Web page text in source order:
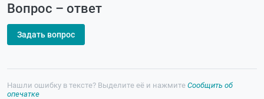
Вопрос – ответ
Задать вопрос
Нашли ошибку в тексте? Выделите её и нажмите Сообщить об
опечатке